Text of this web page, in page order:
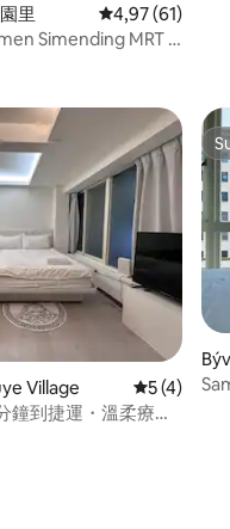
počet hodnotení: 69
里 Priemerné
4,97 (61)
Simending MRT 5
Village Priemerné
5 (4)
鐘到捷運・溫柔療癒